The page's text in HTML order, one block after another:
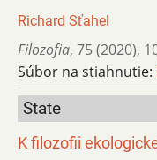
Richard Sťahel
Filozofia, 75 (2020),
Súbor na stiahnutie:
State
K filozofii